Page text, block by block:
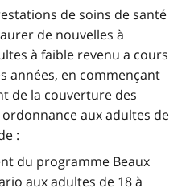
de soins de santé
de nouvelles à
à faible revenu a cours
années, en commençant
de la couverture des
aux adultes de
:
du programme Beaux
aux adultes de 18 à